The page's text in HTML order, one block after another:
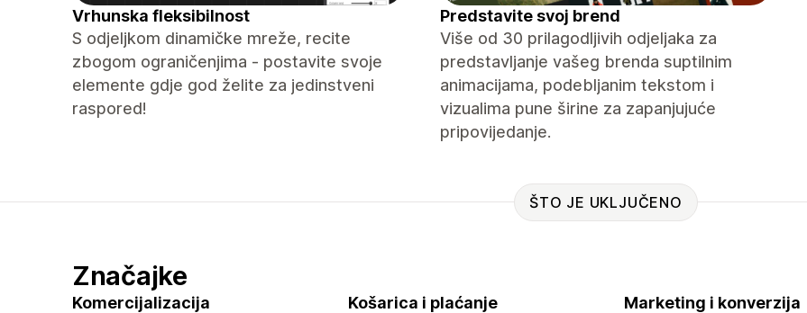
Vrhunska fleksibilnost
S odjeljkom dinamičke mreže, recite
zbogom ograničenjima - postavite svoje
elemente gdje god želite za jedinstveni
raspored!
Predstavite svoj brend
Više od 30 prilagodljivih odjeljaka za
predstavljanje vašeg brenda suptilnim
animacijama, podebljanim tekstom i
vizualima pune širine za zapanjujuće
pripovijedanje.
ŠTO JE UKLJUČENO
Značajke
Komercijalizacija Košarica i plaćanje Marketing i konverzija